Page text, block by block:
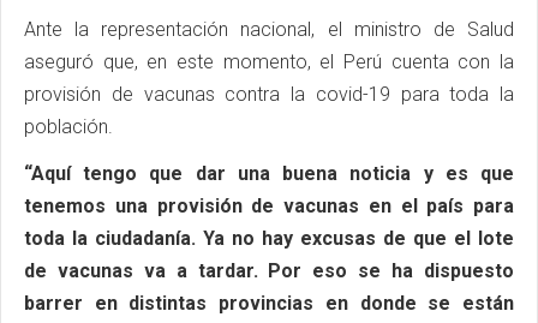
Ante la representación nacional, el ministro de Salud
aseguró que, en este momento, el Perú cuenta con la
provisión de vacunas contra la covid-19 para toda la
población.
“Aquí tengo que dar una buena noticia y es que
tenemos una provisión de vacunas en el país para
toda la ciudadanía. Ya no hay excusas de que el lote
de vacunas va a tardar. Por eso se ha dispuesto
barrer en distintas provincias en donde se están